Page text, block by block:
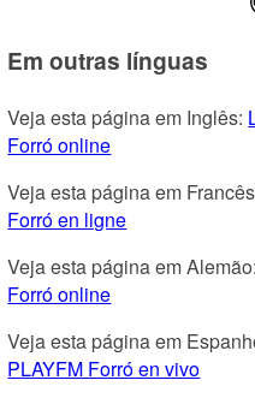
Em outras línguas
Veja esta página em Inglês:
Forró online
Veja esta página em
Forró en ligne
Veja esta página em Alemão:
Forró online
Veja esta página em
PLAYFM Forró en vivo